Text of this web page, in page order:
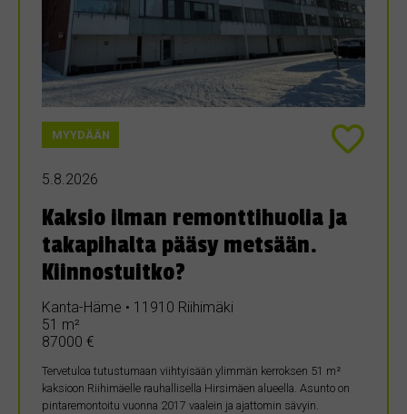
MYYDÄÄN
5.8.2026
Kaksio ilman remonttihuolia ja
takapihalta pääsy metsään.
Kiinnostuitko?
Kanta-Häme • 11910 Riihimäki
51 m²
87000 €
Tervetuloa tutustumaan viihtyisään ylimmän kerroksen 51 m²
kaksioon Riihimäelle rauhallisella Hirsimäen alueella. Asunto on
pintaremontoitu vuonna 2017 vaalein ja ajattomin sävyin.